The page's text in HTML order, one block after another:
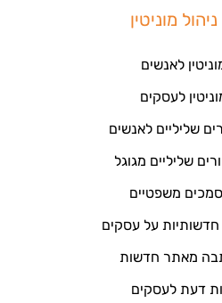
מוניטין
לאנשים
לעסקים
שליליים לאנשים
שליליים מגוגל
משפטיים
על עסקים
מאתר חדשות
דעת לעסקים